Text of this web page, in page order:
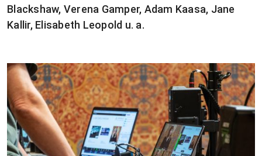
Blackshaw, Verena Gamper, Adam Kaasa, Jane
Kallir, Elisabeth Leopold u. a.